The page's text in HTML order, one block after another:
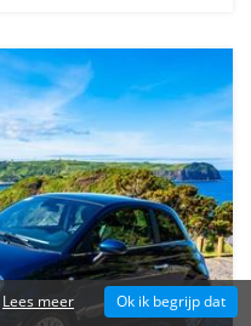
Lees meer Ok ik begrijp dat